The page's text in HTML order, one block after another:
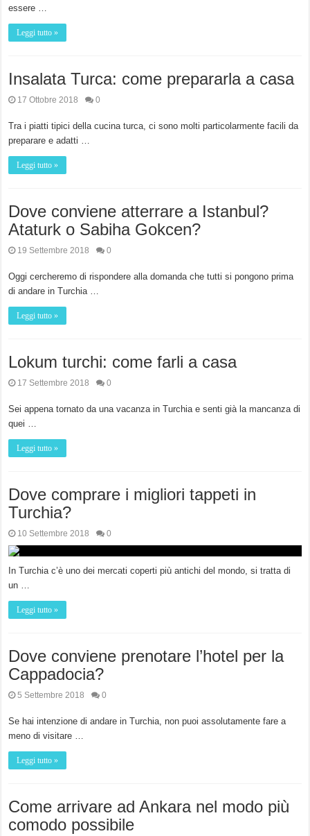
essere …
Leggi tutto »
Insalata Turca: come prepararla a casa
17 Ottobre 2018 0
Tra i piatti tipici della cucina turca, ci sono molti particolarmente facili da
preparare e adatti …
Leggi tutto »
Dove conviene atterrare a Istanbul?
Ataturk o Sabiha Gokcen?
19 Settembre 2018 0
Oggi cercheremo di rispondere alla domanda che tutti si pongono prima
di andare in Turchia …
Leggi tutto »
Lokum turchi: come farli a casa
17 Settembre 2018 0
Sei appena tornato da una vacanza in Turchia e senti già la mancanza di
quei …
Leggi tutto »
Dove comprare i migliori tappeti in
Turchia?
10 Settembre 2018 0
In Turchia c’è uno dei mercati coperti più antichi del mondo, si tratta di
un …
Leggi tutto »
Dove conviene prenotare l’hotel per la
Cappadocia?
5 Settembre 2018 0
Se hai intenzione di andare in Turchia, non puoi assolutamente fare a
meno di visitare …
Leggi tutto »
Come arrivare ad Ankara nel modo più
comodo possibile